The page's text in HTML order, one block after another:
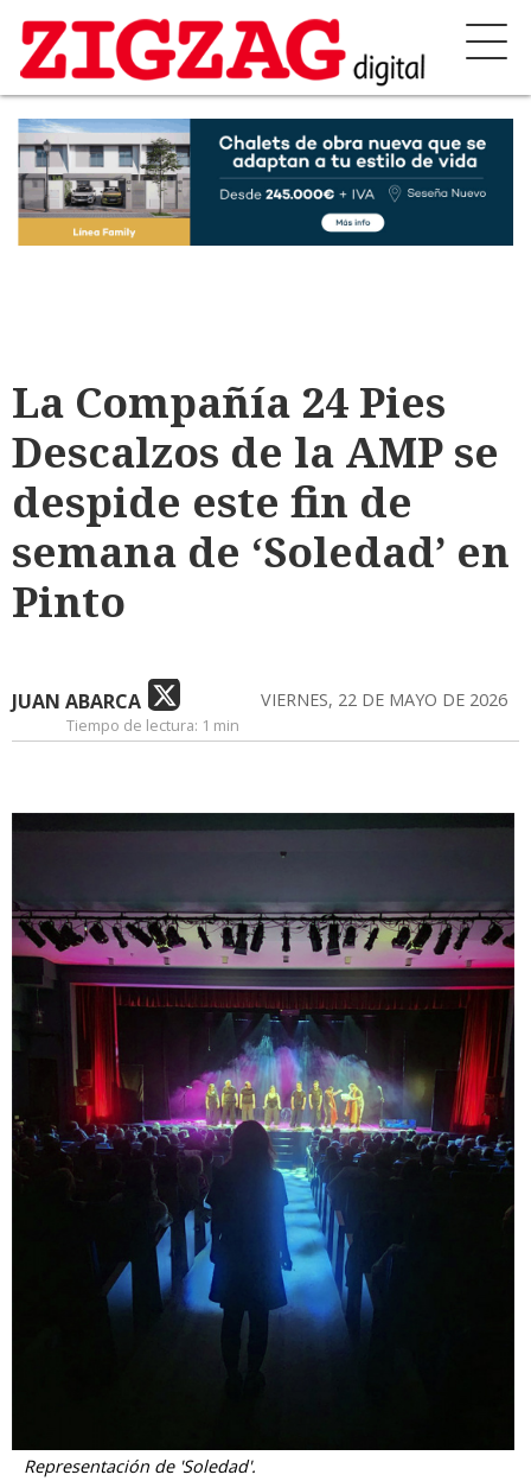
La Compañía 24 Pies
Descalzos de la AMP se
despide este fin de
semana de ‘Soledad’ en
Pinto
JUAN ABARCA VIERNES, 22 DE MAYO DE 2026
Tiempo de lectura: 1 min
Representación de 'Soledad'.